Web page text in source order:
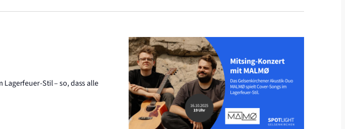
Lagerfeuer-Stil – so, dass alle